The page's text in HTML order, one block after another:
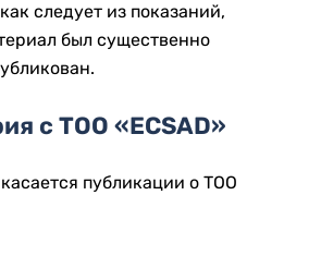
следует из показаний,
был существенно
с ТОО «ECSAD»
публикации о ТОО